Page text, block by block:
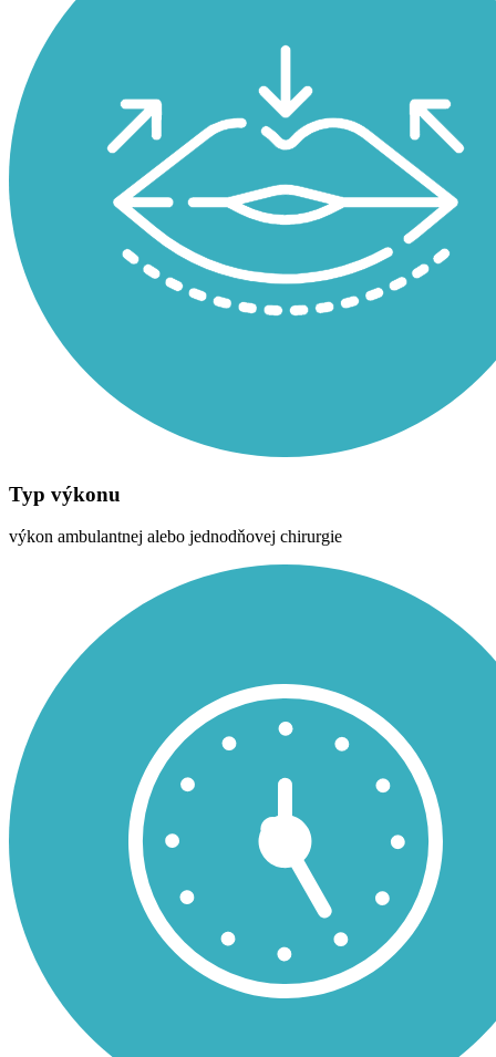
Typ výkonu
výkon ambulantnej alebo jednodňovej chirurgie